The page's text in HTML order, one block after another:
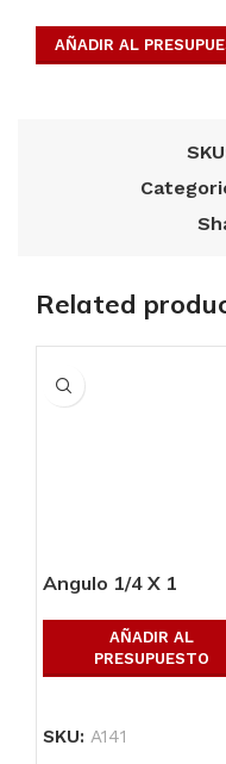
AÑADIR AL
Related
Angulo 1/4 X 1
AÑADIR AL
PRESUPUESTO
SKU: A141